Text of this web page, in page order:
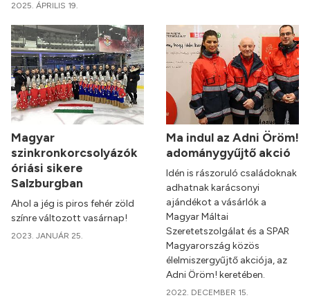
2025. ÁPRILIS 19.
Magyar
szinkronkorcsolyázók
óriási sikere
Salzburgban
Ahol a jég is piros fehér zöld
színre változott vasárnap!
2023. JANUÁR 25.
Ma indul az Adni Öröm!
adománygyűjtő akció
Idén is rászoruló családoknak
adhatnak karácsonyi
ajándékot a vásárlók a
Magyar Máltai
Szeretetszolgálat és a SPAR
Magyarország közös
élelmiszergyűjtő akciója, az
Adni Öröm! keretében.
2022. DECEMBER 15.